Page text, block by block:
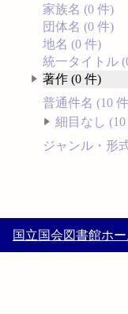
家族名 (0 件)
団体名 (0 件)
地名 (0 件)
統一タイトル
著作 (0 件)
普通件名 (10
細目なし
ジャンル・形
国立国会図書館ホー